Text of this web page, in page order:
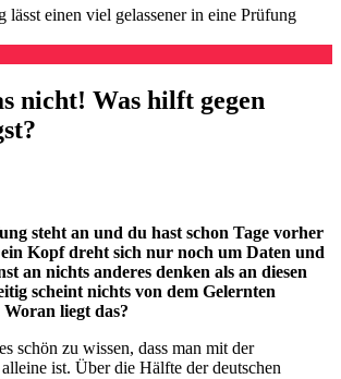
nicht! Was hilft gegen
steht an und du hast schon Tage vorher
Kopf dreht sich nur noch um Daten und
an nichts anderes denken als an diesen
scheint nichts von dem Gelernten
liegt das?
schön zu wissen, dass man mit der
ist. Über die Hälfte der deutschen